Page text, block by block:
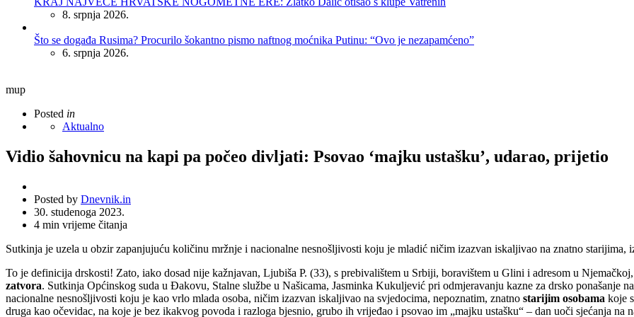
8. srpnja 2026.
Što se događa Rusima? Procurilo šokantno pismo naftnog moćnika Putinu: “Ovo je nezapamćeno”
6. srpnja 2026.
mup
Posted in
Aktualno
Vidio šahovnicu na kapi pa počeo divljati: Psovao ‘majku ustašku’, udarao, prijetio
Posted by Dnevnik.in
30. studenoga 2023.
4 min vrijeme čitanja
Sutkinja je uzela u obzir zapanjujuću količinu mržnje i nacionalne nesnošljivosti koju je mladić ničim izazvan iskaljivao na znatno starijima,
To je definicija drskosti! Zato, iako dosad nije kažnjavan, Ljubiša P. (33), s prebivalištem u Srbiji, boravištem u Glini i adresom u
zatvora. Sutkinja Općinskog suda u Đakovu, Stalne službe u Našicama, Jasminka Kukuljević pri odmjeravanju kazne za drsko ponašanje
nacionalne nesnošljivosti koju je kao vrlo mlada osoba, ničim izazvan iskaljivao na svjedocima, nepoznatim, znatno starijim osobama koje
druga kao očevidac, na koje je bez ikakvog povoda i razloga bjesnio, grubo ih vrijeđao i psovao im „majku ustašku“ – dan uoči sjećanja